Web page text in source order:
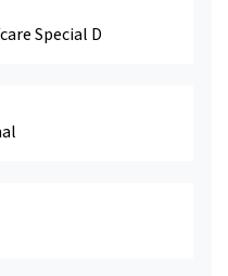
Special D